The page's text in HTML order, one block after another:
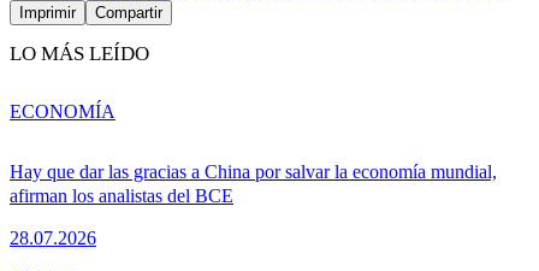
Imprimir Compartir
LO MÁS LEÍDO
Hay que dar las gracias a China por salvar la economía mundial,
afirman los analistas del BCE
28.07.2026
ECONOMÍA